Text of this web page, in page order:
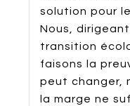
solution pour
Nous,
transition
faisons la
peut changer,
la marge ne